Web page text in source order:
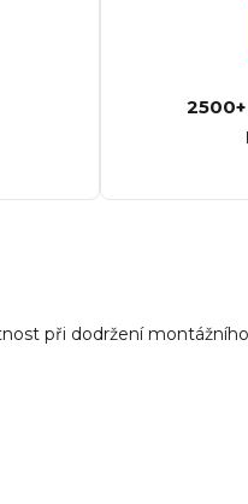
při dodržení